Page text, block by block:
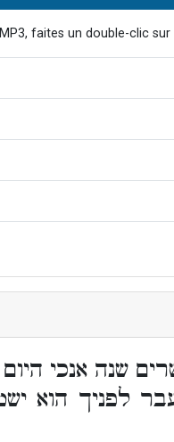
faites un double-clic
שנה אנכי
לפניך הוא